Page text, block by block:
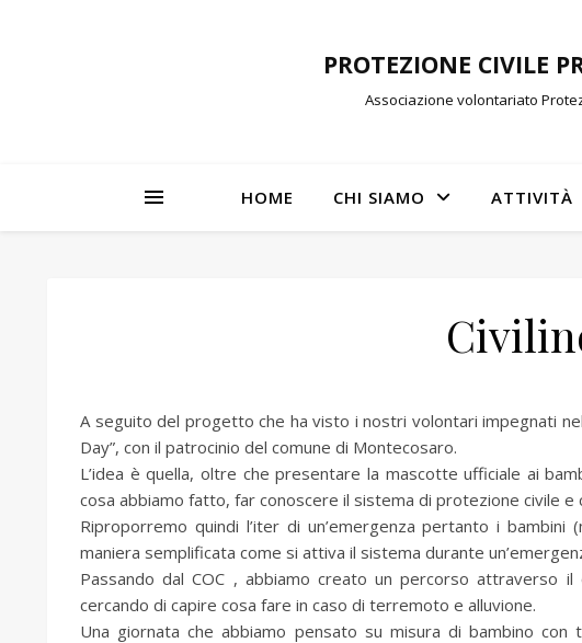
PROTEZIONE CIVILE
Associazione volontariato
HOME CHI SIAMO ATTIVITÀ
A seguito del progetto che ha visto i nostri volontari impegnati
Day”, con il patrocinio del comune di Montecosaro.
L’idea è quella, oltre che presentare la mascotte ufficiale ai
cosa abbiamo fatto, far conoscere il sistema di protezione civile e
Riproporremo quindi l’iter di un’emergenza pertanto i
maniera semplificata come si attiva il sistema durante
Passando dal COC , abbiamo creato un percorso attraverso
cercando di capire cosa fare in caso di terremoto e alluvione.
Una giornata che abbiamo pensato su misura di bambino